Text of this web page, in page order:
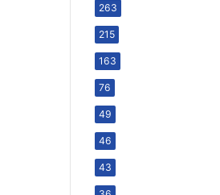
263
215
163
76
49
46
43